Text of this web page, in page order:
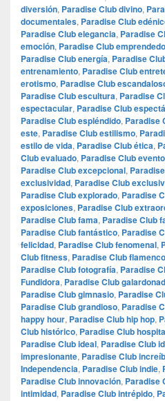
diversión, Paradise Club divino,
documentales, Paradise Club
Paradise Club elegancia, Paradise
emoción, Paradise Club
Paradise Club energía, Paradise
entrenamiento, Paradise Club
erotismo, Paradise Club
Paradise Club escultura, Paradise
espectacular, Paradise Club
Paradise Club espléndido, Paradise
este, Paradise Club estilismo,
estilo de vida, Paradise Club ética,
Club evaluado, Paradise Club
Paradise Club excepcional,
exclusividad, Paradise Club
Paradise Club explorado, Paradise
exposiciones, Paradise Club
Paradise Club fama, Paradise Club
Paradise Club fantástico, Paradise
felicidad, Paradise Club fenomenal,
Club fitness, Paradise Club flamenco
Paradise Club fotografía, Paradise
Fundidora, Paradise Club
Paradise Club gimnasio, Paradise
Paradise Club grandioso, Paradise
happy hour, Paradise Club hip hop,
Club histórico, Paradise Club
Paradise Club ideal, Paradise Club
impresionante, Paradise Club
Independencia, Paradise Club indie,
Paradise Club innovación, Paradise
intimidad, Paradise Club intrépido,